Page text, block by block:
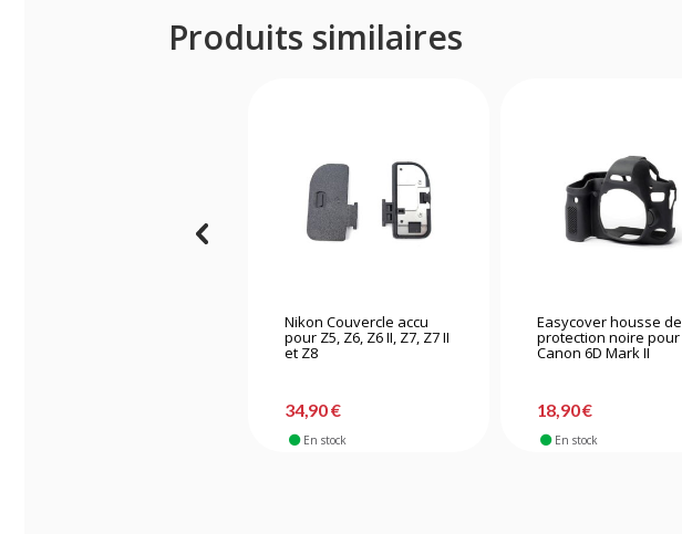
Produits similaires
Nikon Couvercle accu
pour Z5, Z6, Z6 II, Z7, Z7 II
et Z8
34,90 €
En stock
Easycover housse de
protection noire pour
Canon 6D Mark II
18,90 €
En stock